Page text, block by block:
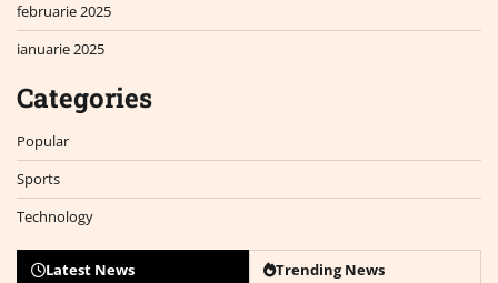
februarie 2025
ianuarie 2025
Categories
Popular
Sports
Technology
Latest News Trending News